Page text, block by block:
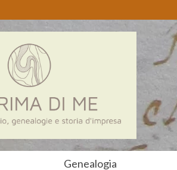
Genealogia